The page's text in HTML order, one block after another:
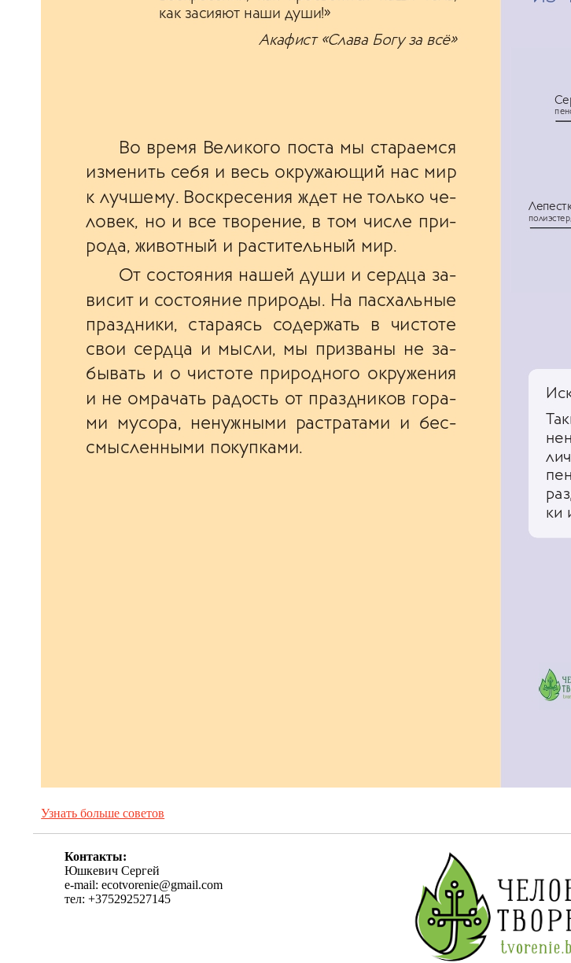
Узнать больше советов
Контакты:
Юшкевич Сергей
e-mail: ecotvorenie@gmail.com
тел: +375292527145